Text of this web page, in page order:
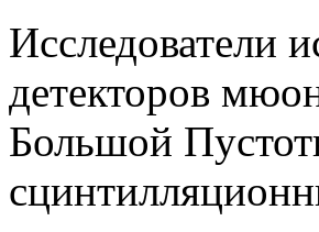
Исследователи
детекторов
Большой